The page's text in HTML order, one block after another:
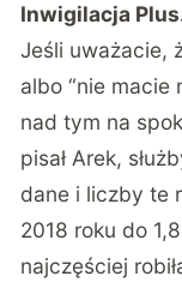
Inwigilacja
Jeśli uważacie,
albo “nie macie
nad tym na
pisał Arek,
dane i liczby te
2018 roku do
najczęściej